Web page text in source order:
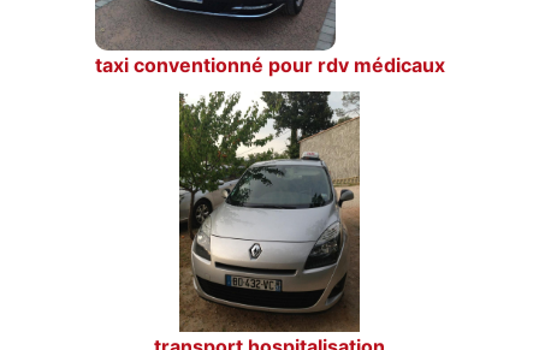
taxi conventionné pour rdv médicaux